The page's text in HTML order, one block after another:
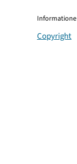
Copyright